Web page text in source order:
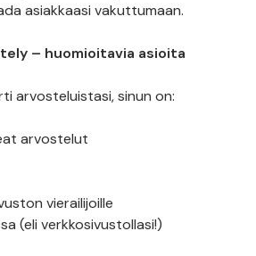
asiakkaasi vakuttumaan.
– huomioitavia asioita
arvosteluistasi, sinun on:
arvostelut
vierailijoille
(eli verkkosivustollasi!)